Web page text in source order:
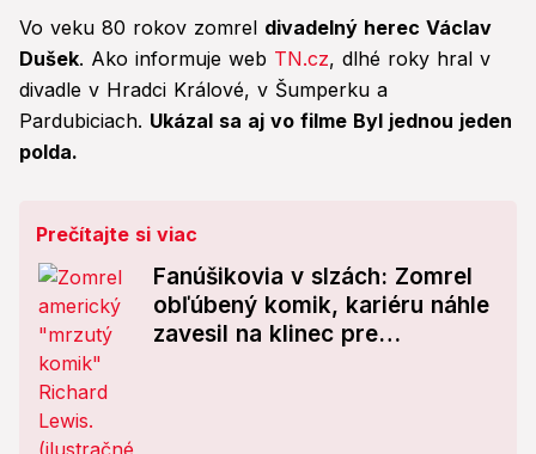
Vo veku 80 rokov zomrel divadelný herec Václav
Dušek. Ako informuje web TN.cz, dlhé roky hral v
divadle v Hradci Králové, v Šumperku a
Pardubiciach. Ukázal sa aj vo filme Byl jednou jeden
polda.
Prečítajte si viac
Fanúšikovia v slzách: Zomrel
obľúbený komik, kariéru náhle
zavesil na klinec pre